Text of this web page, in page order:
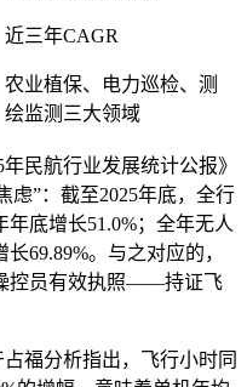
近三年CAGR
农业植保、电力巡检、测
绘监测三大领域
民航行业发展统计公报》
虑”：截至2025年底，全行
底增长51.0%；全年无人
69.89%。与之对应的，
控员有效执照——持证飞
福分析指出，飞行小时同